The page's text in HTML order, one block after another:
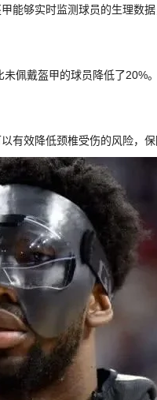
能够实时监测球员的生理数
佩戴盔甲的球员降低了20%
有效降低颈椎受伤的风险，保